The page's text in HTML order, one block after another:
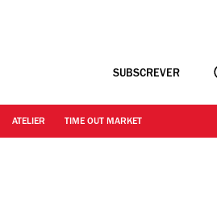
SUBSCREVER
ATELIER TIME OUT MARKET